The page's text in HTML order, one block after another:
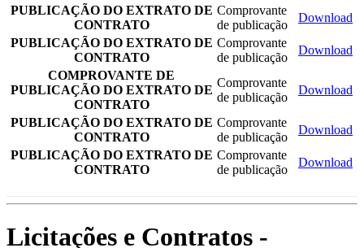
PUBLICAÇÃO DO EXTRATO DE
CONTRATO
Comprovante
de publicação
Download
PUBLICAÇÃO DO EXTRATO DE
CONTRATO
Comprovante
de publicação
Download
COMPROVANTE DE
PUBLICAÇÃO DO EXTRATO DE
CONTRATO
Comprovante
de publicação
Download
PUBLICAÇÃO DO EXTRATO DE
CONTRATO
Comprovante
de publicação
Download
PUBLICAÇÃO DO EXTRATO DE
CONTRATO
Comprovante
de publicação
Download
Licitações e Contratos -